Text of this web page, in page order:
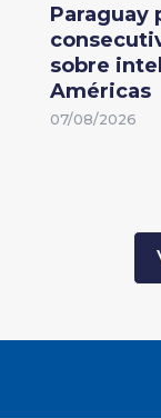
Paraguay
sobre
Américas
07/08/2026